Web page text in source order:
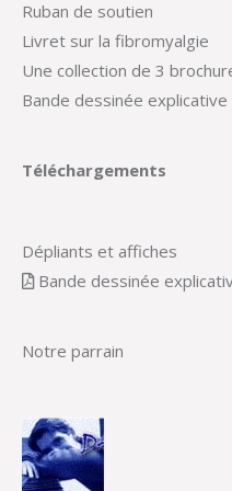
Ruban de soutien
Livret sur la fibromyalgie
Une collection de 3
Bande dessinée explicative
Téléchargements
Dépliants et affiches
Bande dessinée
Notre parrain